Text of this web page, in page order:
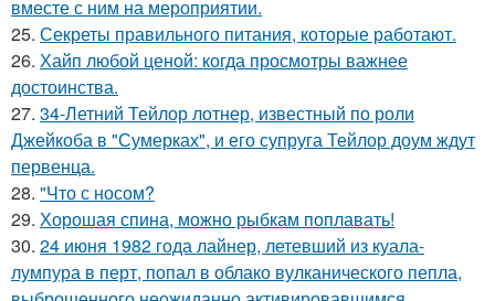
вместе с ним на мероприятии.
25. Секреты правильного питания, которые работают.
26. Хайп любой ценой: когда просмотры важнее
достоинства.
27. 34-Летний Тейлор лотнер, известный по роли
Джейкоба в "Сумерках", и его супруга Тейлор доум ждут
первенца.
28. "Что с носом?
29. Хорошая спина, можно рыбкам поплавать!
30. 24 июня 1982 года лайнер, летевший из куала-
лумпура в перт, попал в облако вулканического пепла,